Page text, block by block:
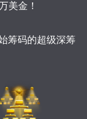
美金！
筹码的超级深筹